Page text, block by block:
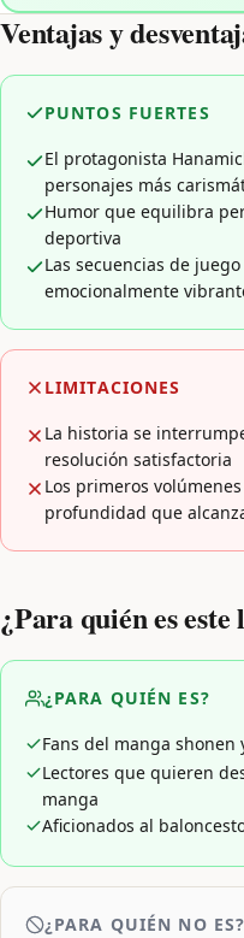
Ventajas y
PUNTOS FUERTES
El protagonista
personajes más
Humor que equilibra
deportiva
Las secuencias de
emocionalmente
LIMITACIONES
La historia se
resolución satisfactoria
Los primeros
profundidad que
¿Para quién es
¿PARA QUIÉN ES?
Fans del manga
Lectores que quieren
manga
Aficionados al
¿PARA QUIÉN NO ES?